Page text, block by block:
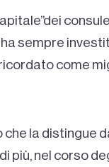
sempre
come
la distingue
più, nel corso